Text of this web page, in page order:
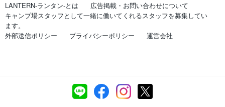
LANTERN-ランタン-とは
広告掲載・お問い合わせについて
キャンプ場スタッフとして一緒に働いてくれるスタッフを募集してい
ます。
外部送信ポリシー
プライバシーポリシー 運営会社